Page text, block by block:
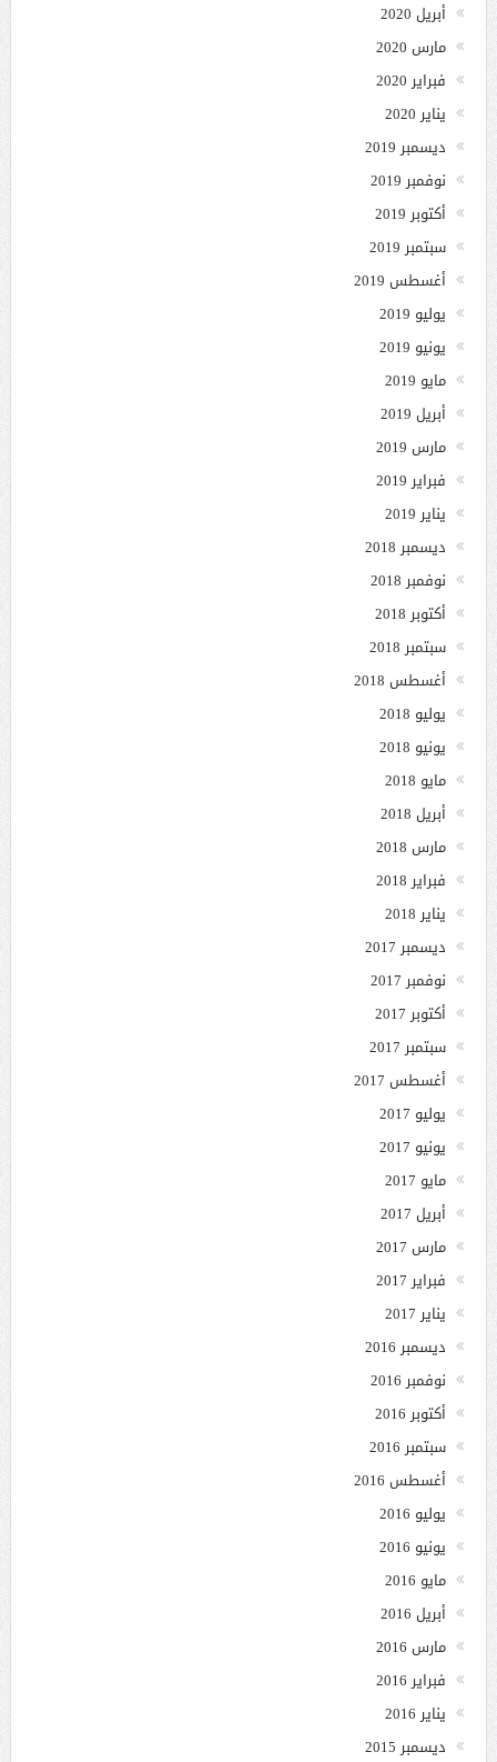
أبريل 2020
مارس 2020
فبراير 2020
يناير 2020
ديسمبر 2019
نوفمبر 2019
أكتوبر 2019
سبتمبر 2019
أغسطس 2019
يوليو 2019
يونيو 2019
مايو 2019
أبريل 2019
مارس 2019
فبراير 2019
يناير 2019
ديسمبر 2018
نوفمبر 2018
أكتوبر 2018
سبتمبر 2018
أغسطس 2018
يوليو 2018
يونيو 2018
مايو 2018
أبريل 2018
مارس 2018
فبراير 2018
يناير 2018
ديسمبر 2017
نوفمبر 2017
أكتوبر 2017
سبتمبر 2017
أغسطس 2017
يوليو 2017
يونيو 2017
مايو 2017
أبريل 2017
مارس 2017
فبراير 2017
يناير 2017
ديسمبر 2016
نوفمبر 2016
أكتوبر 2016
سبتمبر 2016
أغسطس 2016
يوليو 2016
يونيو 2016
مايو 2016
أبريل 2016
مارس 2016
فبراير 2016
يناير 2016
ديسمبر 2015